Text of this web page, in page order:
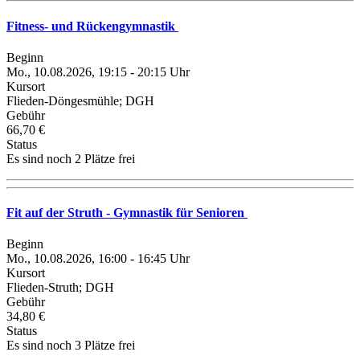
Fitness- und Rückengymnastik
Beginn
Mo., 10.08.2026, 19:15 - 20:15 Uhr
Kursort
Flieden-Döngesmühle; DGH
Gebühr
66,70 €
Status
Es sind noch 2 Plätze frei
Fit auf der Struth - Gymnastik für Senioren
Beginn
Mo., 10.08.2026, 16:00 - 16:45 Uhr
Kursort
Flieden-Struth; DGH
Gebühr
34,80 €
Status
Es sind noch 3 Plätze frei